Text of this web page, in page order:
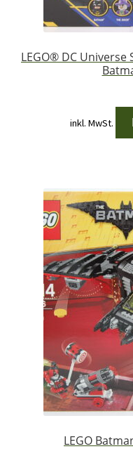
LEGO® DC
inkl. MwSt.
LEGO